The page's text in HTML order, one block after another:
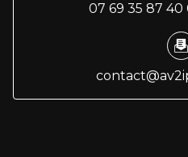
07 69 35 87 40